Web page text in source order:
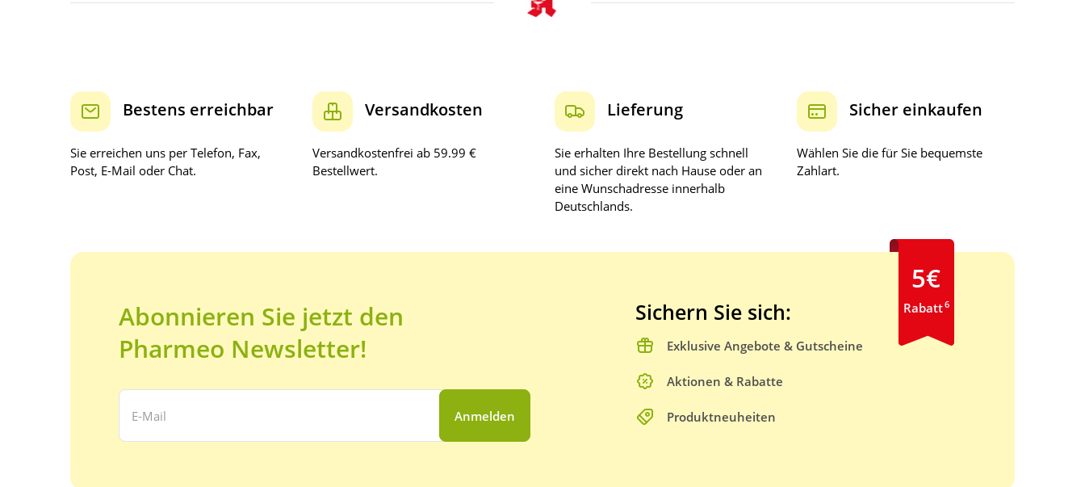
Bestens erreichbar
Sie erreichen uns per Telefon, Fax,
Post, E-Mail oder Chat.
Versandkosten
Versandkostenfrei ab 59.99 €
Bestellwert.
Lieferung
Sie erhalten Ihre Bestellung schnell
und sicher direkt nach Hause oder an
eine Wunschadresse innerhalb
Deutschlands.
Sicher einkaufen
Wählen Sie die für Sie bequemste
Zahlart.
Abonnieren Sie jetzt den
Pharmeo Newsletter!
Ihre E-Mail Adresse:
Anmelden
Sichern Sie sich:
Exklusive Angebote & Gutscheine
Aktionen & Rabatte
Produktneuheiten
5€
Rabatt6